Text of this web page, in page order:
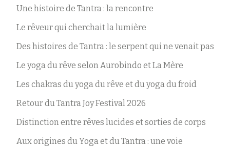
Une histoire de Tantra : la rencontre
Le rêveur qui cherchait la lumière
Des histoires de Tantra : le serpent qui ne venait pas
Le yoga du rêve selon Aurobindo et La Mère
Les chakras du yoga du rêve et du yoga du froid
Retour du Tantra Joy Festival 2026
Distinction entre rêves lucides et sorties de corps
Aux origines du Yoga et du Tantra : une voie